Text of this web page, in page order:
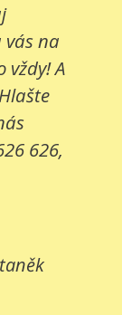
vás na
vždy! A
626,